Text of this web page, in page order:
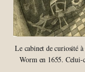
Le cabinet de curiosité
Worm en 1655. Celui-